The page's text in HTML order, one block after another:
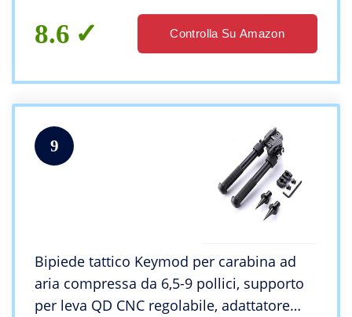
8.6 Controlla Su Amazon
9
Bipiede tattico Keymod per carabina ad
aria compressa da 6,5-9 pollici, supporto
per leva QD CNC regolabile, adattatore